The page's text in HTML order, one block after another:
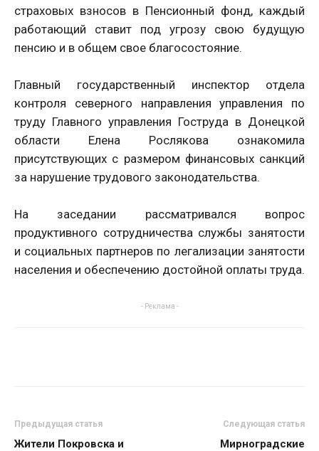
страховых взносов в Пенсионный фонд, каждый
работающий ставит под угрозу свою будущую
пенсию и в общем свое благосостояние.
Главный государственный инспектор отдела
контроля северного направления управления по
труду Главного управления Гоструда в Донецкой
области Елена Рослякова ознакомила
присутствующих с размером финансовых санкций
за нарушение трудового законодательства.
На заседании рассматривался вопрос
продуктивного сотрудничества службы занятости
и социальных партнеров по легализации занятости
населения и обеспечению достойной оплаты труда.
- Реклама -
Предыдущая статья
Жители Покровска и
Следующая статья
Мирноградские